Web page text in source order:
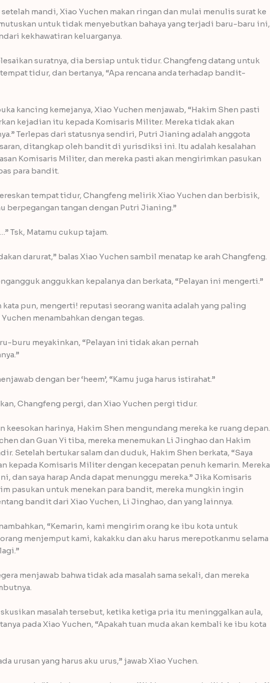
mandi, Xiao Yuchen makan ringan dan mulai menulis surat ke
untuk tidak menyebutkan bahaya yang terjadi baru-baru ini,
kekhawatiran keluarganya.
suratnya, dia bersiap untuk tidur. Changfeng datang untuk
tidur, dan bertanya, “Apa rencana anda terhadap bandit-
kancing kemejanya, Xiao Yuchen menjawab, “Hakim Shen pasti
kejadian itu kepada Komisaris Militer. Mereka tidak akan
Terlepas dari statusnya sendiri, Putri Jianing adalah anggota
ditangkap oleh bandit di yurisdiksi ini. Itu adalah kesalahan
Komisaris Militer, dan mereka pasti akan mengirimkan pasukan
para bandit.
tempat tidur, Changfeng melirik Xiao Yuchen dan berbisik,
berpegangan tangan dengan Putri Jianing.”
Tsk, Matamu cukup tajam.
darurat,” balas Xiao Yuchen sambil menatap ke arah Changfeng.
anggukkan kepalanya dan berkata, “Pelayan ini mengerti.”
kata pun, mengerti! reputasi seorang wanita adalah yang paling
menambahkan dengan tegas.
buru meyakinkan, “Pelayan ini tidak akan pernah
dengan ber ‘heem’, “Kamu juga harus istirahat.”
Changfeng pergi, dan Xiao Yuchen pergi tidur.
keesokan harinya, Hakim Shen mengundang mereka ke ruang depan.
dan Guan Yi tiba, mereka menemukan Li Jinghao dan Hakim
Setelah bertukar salam dan duduk, Hakim Shen berkata, “Saya
kepada Komisaris Militer dengan kecepatan penuh kemarin. Mereka
dan saya harap Anda dapat menunggu mereka.” Jika Komisaris
pasukan untuk menekan para bandit, mereka mungkin ingin
bandit dari Xiao Yuchen, Li Jinghao, dan yang lainnya.
“Kemarin, kami mengirim orang ke ibu kota untuk
menjemput kami, kakakku dan aku harus merepotkanmu selama
menjawab bahwa tidak ada masalah sama sekali, dan mereka
masalah tersebut, ketika ketiga pria itu meninggalkan aula,
pada Xiao Yuchen, “Apakah tuan muda akan kembali ke ibu kota
urusan yang harus aku urus,” jawab Xiao Yuchen.